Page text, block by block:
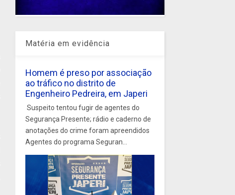
Matéria em evidência
Homem é preso por associação
ao tráfico no distrito de
Engenheiro Pedreira, em Japeri
Suspeito tentou fugir de agentes do
Segurança Presente; rádio e caderno de
anotações do crime foram apreendidos
Agentes do programa Seguran...